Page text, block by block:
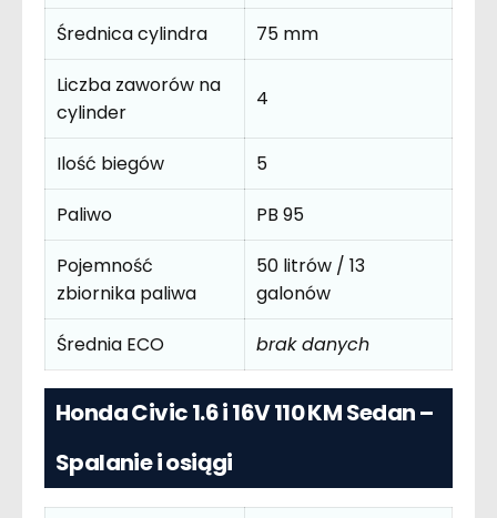
Średnica cylindra
75 mm
Liczba zaworów na
cylinder
4
Ilość biegów
5
Paliwo
PB 95
Pojemność
zbiornika paliwa
50 litrów / 13
galonów
Średnia ECO
brak danych
Honda Civic 1.6 i 16V 110 KM Sedan –
Spalanie i osiągi